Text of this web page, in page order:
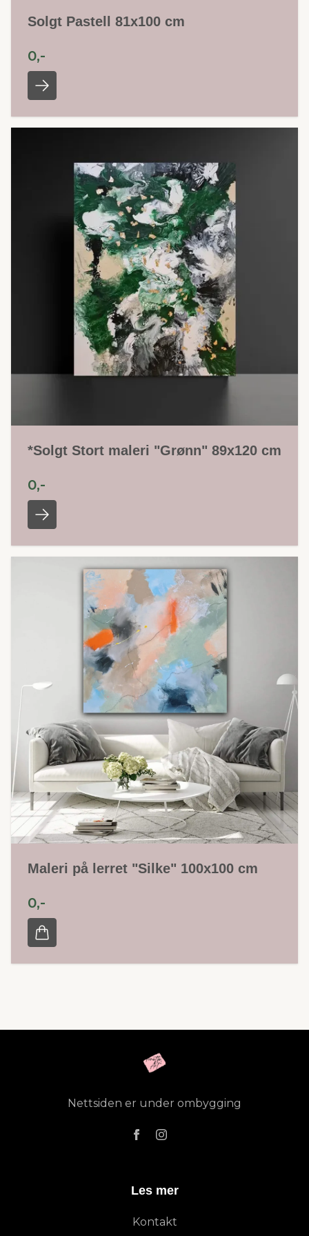
Solgt Pastell 81x100 cm
0,-
*Solgt Stort maleri "Grønn" 89x120 cm
0,-
Maleri på lerret "Silke" 100x100 cm
0,-
Nettsiden er under ombygging
Les mer
Kontakt